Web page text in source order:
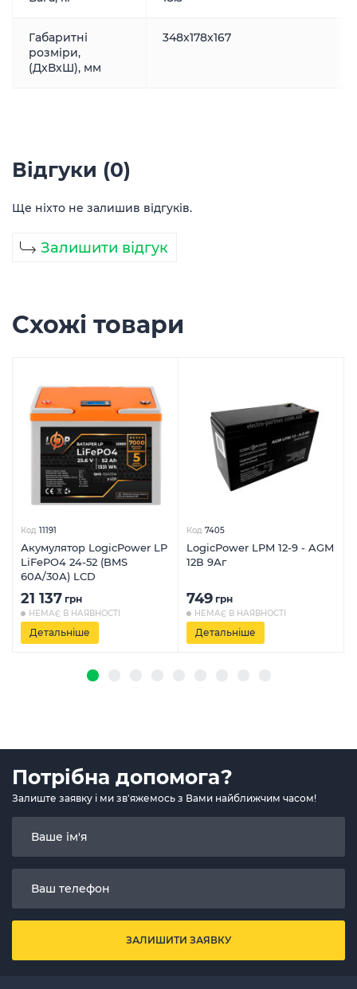
Габаритні
розміри,
(ДxВxШ), мм
348x178x167
Відгуки (0)
Ще ніхто не залишив відгуків.
Залишити відгук
Схожі товари
Код 11191
Акумулятор LogicPower LP
LiFePO4 24-52 (BMS
60A/30А) LCD
21 137 грн
НЕМАЄ В НАЯВНОСТІ
Детальніше
Код 7405
LogicPower LPM 12-9 - AGM
12В 9Аг
749 грн
НЕМАЄ В НАЯВНОСТІ
Детальніше
Потрібна допомога?
Залиште заявку і ми зв'яжемось з Вами найближчим часом!
ЗАЛИШИТИ ЗАЯВКУ